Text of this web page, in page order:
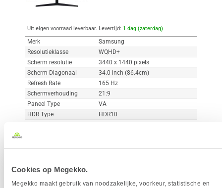
Cookies op Megekko.
Megekko maakt gebruik van noodzakelijke, voorkeur, statistische en
Uit eigen voorraad leverbaar. Levertijd: 1 dag (zaterdag)
Merk
Samsung
Resolutieklasse
WQHD+
Scherm resolutie
3440 x 1440 pixels
Scherm Diagonaal
34.0 inch (86.4cm)
Refresh Rate
165 Hz
Schermverhouding
21:9
Paneel Type
VA
HDR Type
HDR10
Vergelijk product